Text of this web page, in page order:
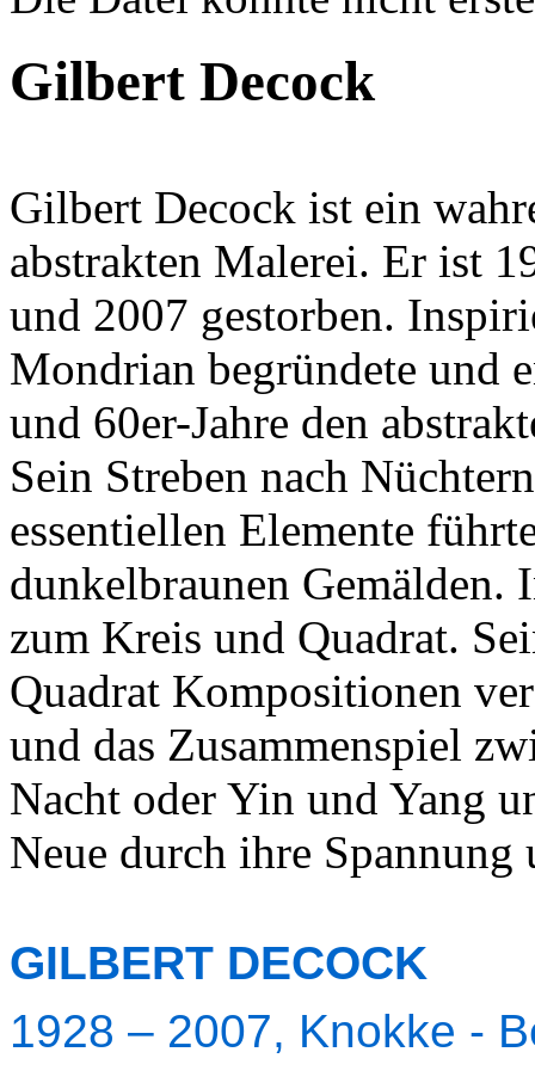
Fehlermeldung
Gilbert Decock
Gilbert Decock ist ein
abstrakten Malerei. Er ist
und 2007 gestorben.
Mondrian begründete und
und 60er-Jahre den
Sein Streben nach
essentiellen Elemente
dunkelbraunen Gemälden.
zum Kreis und Quadrat.
Quadrat Kompositionen
und das Zusammenspiel
Nacht oder Yin und Yang
Neue durch ihre
GILBERT DECOCK
1928 – 2007, Knokke -